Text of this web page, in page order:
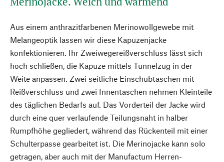
Aus einem anthrazitfarbenen Merinowollgewebe mit
Melangeoptik lassen wir diese Kapuzenjacke
konfektionieren. Ihr Zweiwegereißverschluss lässt sich
hoch schließen, die Kapuze mittels Tunnelzug in der
Weite anpassen. Zwei seitliche Einschubtaschen mit
Reißverschluss und zwei Innentaschen nehmen Kleinteile
des täglichen Bedarfs auf. Das Vorderteil der Jacke wird
durch eine quer verlaufende Teilungsnaht in halber
Rumpfhöhe gegliedert, während das Rückenteil mit einer
Schulterpasse gearbeitet ist. Die Merinojacke kann solo
getragen, aber auch mit der Manufactum Herren-